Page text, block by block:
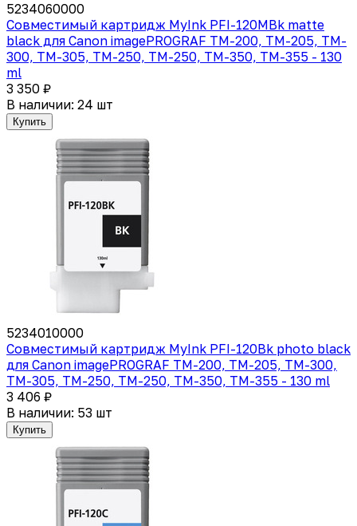
5234060000
Совместимый картридж MyInk PFI-120MBk matte
black для Canon imagePROGRAF TM-200, TM-205, TM-
300, TM-305, TM-250, TM-250, TM-350, TM-355 - 130
ml
3 350 ₽
В наличии: 24 шт
Купить
5234010000
Совместимый картридж MyInk PFI-120Bk photo black
для Canon imagePROGRAF TM-200, TM-205, TM-300,
TM-305, TM-250, TM-250, TM-350, TM-355 - 130 ml
3 406 ₽
В наличии: 53 шт
Купить